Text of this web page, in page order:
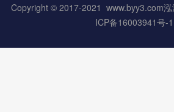
Copyright © 2017-2021 www.byy3.com泓
ICP备16003941号-